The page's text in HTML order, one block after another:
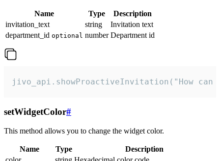
Name Type
Description
invitation_text
string
Invitation text
department_id optional number Department id
jivo_api.showProactiveInvitation("How
setWidgetColor#
This method allows you to change the widget color.
Name Type
Description